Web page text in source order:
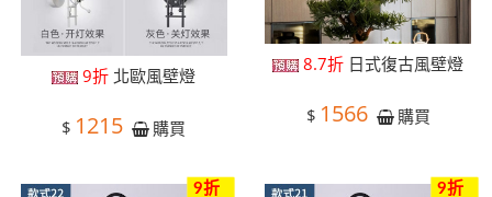
9折 北歐風壁燈
$ 1215 購買
8.7折 日式復古風壁燈
$ 1566 購買
9折 9折